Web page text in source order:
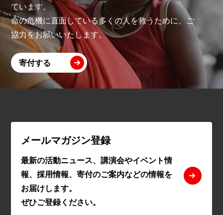
ています。
命の危機に直面している多くの人を救うために、ご
協力をお願いいたします。
寄付する
メールマガジン登録
最新の活動ニュース、講演会やイベント情
報、採用情報、寄付のご案内などの情報を
お届けします。
ぜひご登録ください。